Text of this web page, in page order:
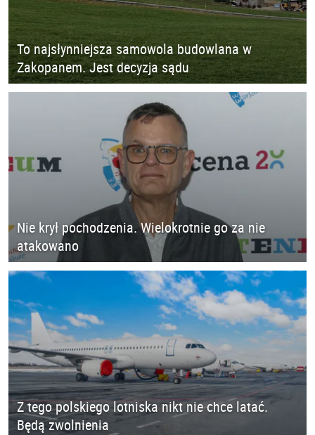
To najsłynniejsza samowola budowlana w
Zakopanem. Jest decyzja sądu
Nie krył pochodzenia. Wielokrotnie go za nie
atakowano
Z tego polskiego lotniska nikt nie chce latać.
Będą zwolnienia